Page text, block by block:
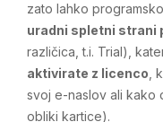
zato lahko
uradni spletni strani
različica, t.i. Trial),
aktivirate z licenco ,
svoj e-naslov ali kako
obliki kartice).